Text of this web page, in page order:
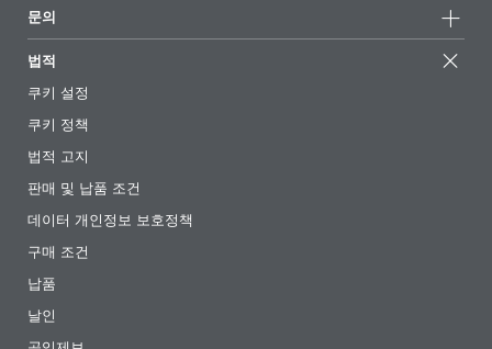
소재지 및 판매점
전시회 및 이벤트
성공 사례
EcoVadis
인증서
추천 배합
기사
전자책
규제 현황
첨가제 안내 앱
동영상
다운로드
문의
법적
쿠키 설정
쿠키 정책
법적 고지
판매 및 납품 조건
데이터 개인정보 보호정책
구매 조건
납품
날인